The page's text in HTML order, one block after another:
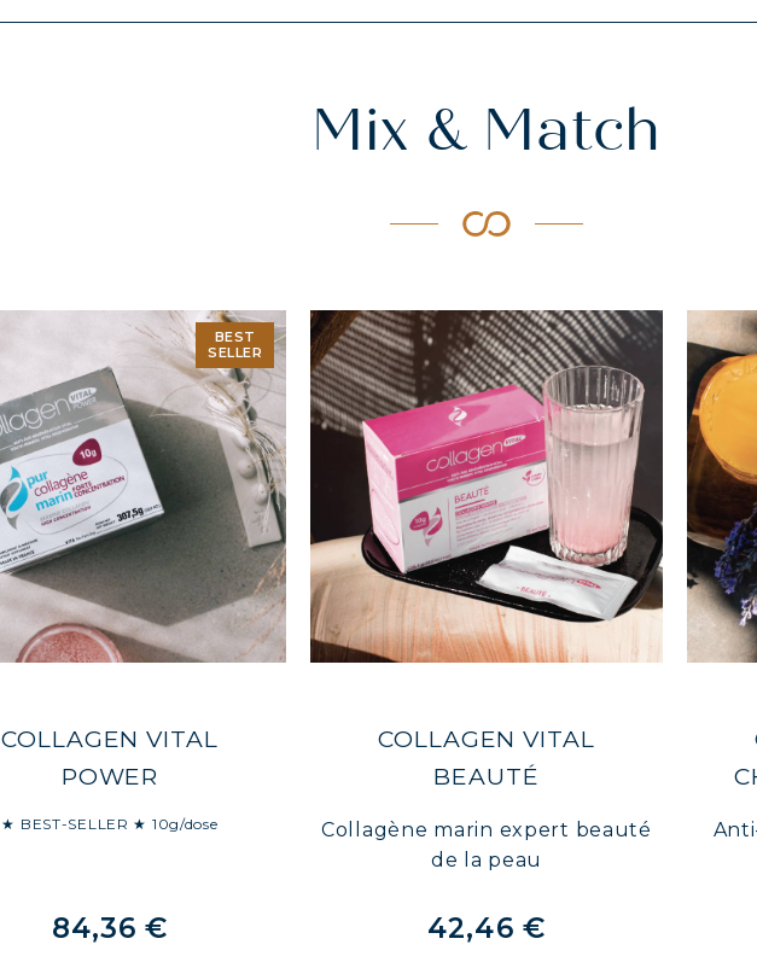
COLLAGÈNE BEAUTÉ : PEAU, CHEVEUX & ONGLES
COLLAGÈNE DÉTOX : AFFINEZ ET RAFFERMISSEZ
COLLAGÈNE POUR CHEVEUX : CROISSANCE & FORCE
COLLAGÈNE : SOULAGEZ DOULEURS &
COLLAGÈNE : BOOSTEZ VOTRE IMMUNITÉ
Mix & Match
BEST
SELLER
COLLAGEN VITAL
POWER
★ BEST-SELLER ★ 10g/dose
84,36 €
COLLAGEN VITAL
BEAUTÉ
Collagène marin expert beauté
de la peau
42,46 €